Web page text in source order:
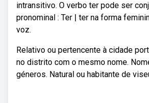
intransitivo. O verbo ter pode ser
pronominal : Ter | ter na forma
voz.
Relativo ou pertencente à cidade
no distrito com o mesmo nome.
géneros. Natural ou habitante de